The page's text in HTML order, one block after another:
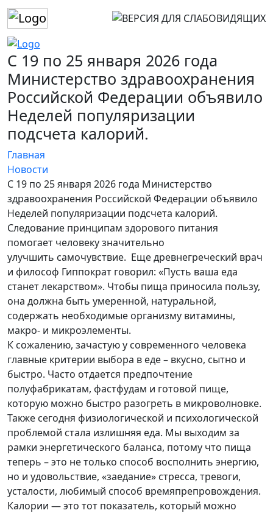
С 19 по 25 января 2026 года
Министерство здравоохранения
Российской Федерации объявило
Неделей популяризации
подсчета калорий.
Главная
Новости
С 19 по 25 января 2026 года Министерство
здравоохранения Российской Федерации объявило
Неделей популяризации подсчета калорий.
Следование принципам здорового питания
помогает человеку значительно
улучшить самочувствие. Еще древнегреческий врач
и философ Гиппократ говорил: «Пусть ваша еда
станет лекарством». Чтобы пища приносила пользу,
она должна быть умеренной, натуральной,
содержать необходимые организму витамины,
макро- и микроэлементы.
К сожалению, зачастую у современного человека
главные критерии выбора в еде – вкусно, сытно и
быстро. Часто отдается предпочтение
полуфабрикатам, фастфудам и готовой пище,
которую можно быстро разогреть в микроволновке.
Также сегодня физиологической и психологической
проблемой стала излишняя еда. Мы выходим за
рамки энергетического баланса, потому что пища
теперь – это не только способ восполнить энергию,
но и удовольствие, «заедание» стресса, тревоги,
усталости, любимый способ времяпрепровождения.
Калории — это тот показатель, который можно